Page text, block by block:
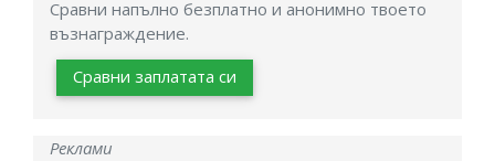
Сравни напълно безплатно и анонимно твоето
възнаграждение.
Сравни заплатата си
Реклами